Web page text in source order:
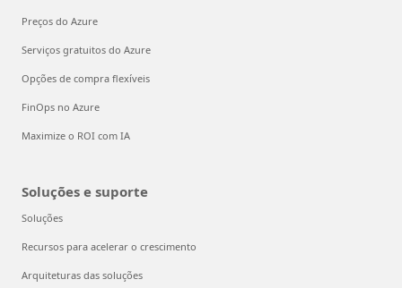
Preços do Azure
Serviços gratuitos do Azure
Opções de compra flexíveis
FinOps no Azure
Maximize o ROI com IA
Soluções e suporte
Soluções
Recursos para acelerar o crescimento
Arquiteturas das soluções